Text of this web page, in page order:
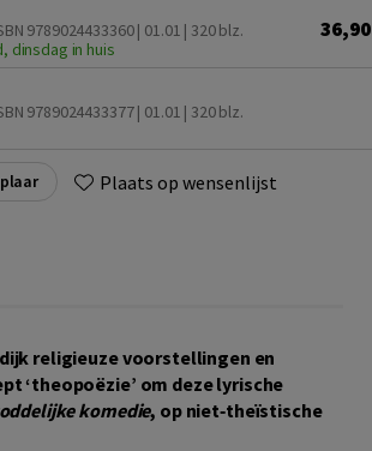
9789024433360 | 01.01 | 320 blz.
dinsdag in huis
36,90
9789024433377 | 01.01 | 320 blz.
Plaats op wensenlijst
religieuze voorstellingen en
‘theopoëzie’ om deze lyrische
komedie, op niet‑theïstische